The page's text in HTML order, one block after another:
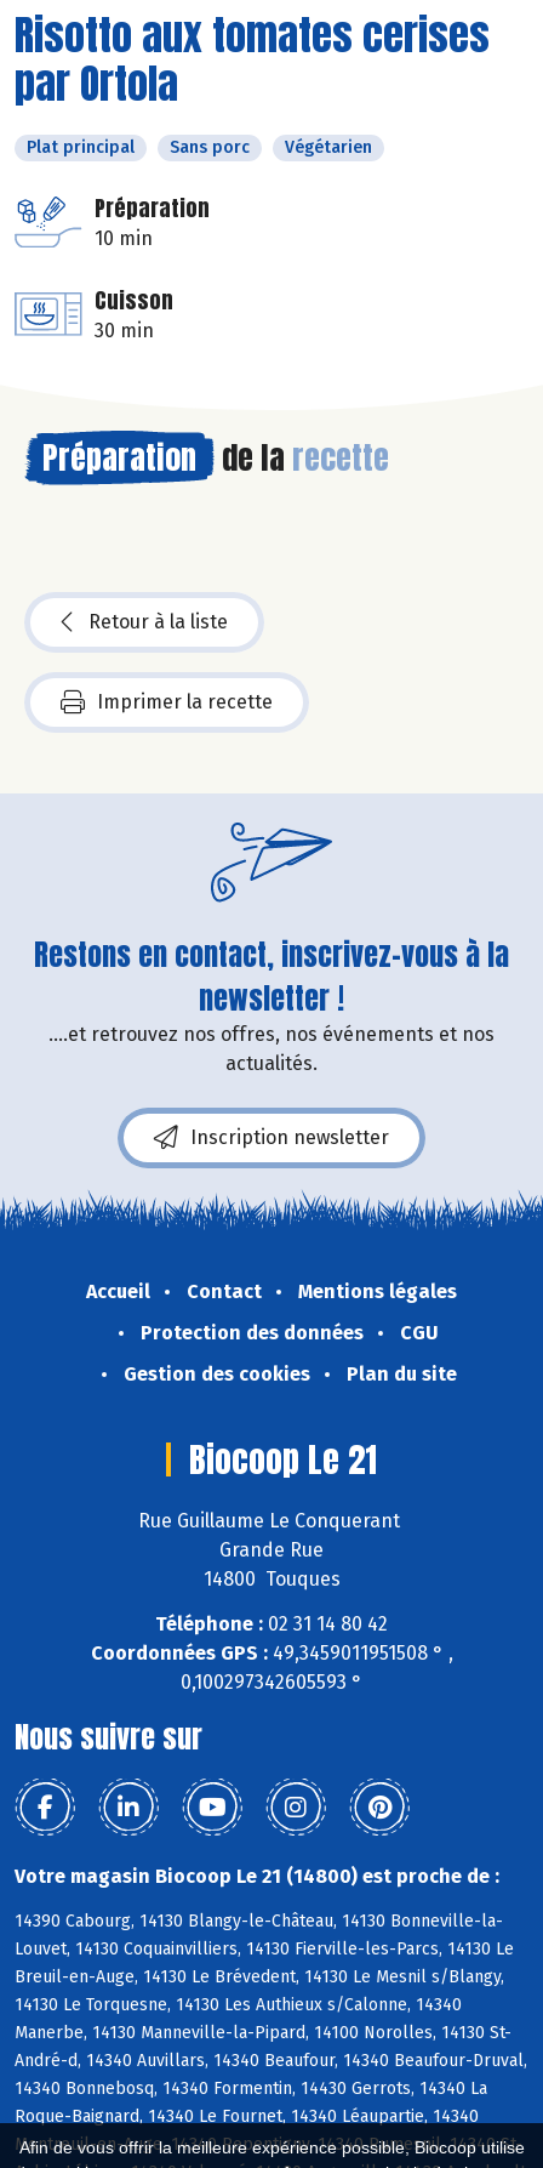
Afin de vous offrir la meilleure expérience possible, Biocoop utilise
Risotto aux tomates cerises
par Ortola
Plat principal Sans porc Végétarien
Préparation
10 min
Cuisson
30 min
Préparation de la recette
Retour à la liste
Imprimer la recette
Restons en contact, inscrivez-vous à la
newsletter !
....et retrouvez nos offres, nos événements et nos
actualités.
Inscription newsletter
Accueil Contact
Mentions légales
Protection des données
CGU
Gestion des cookies
Plan du site
Biocoop Le 21
Rue Guillaume Le Conquerant
Grande Rue
14800 Touques
Téléphone : 02 31 14 80 42
Coordonnées GPS :49,3459011951508 ° ,
0,100297342605593 °
Nous suivre sur
Votre magasin Biocoop Le 21 (14800) est proche de :
14390 Cabourg, 14130 Blangy-le-Château, 14130 Bonneville-la-
Louvet, 14130 Coquainvilliers, 14130 Fierville-les-Parcs, 14130 Le
Breuil-en-Auge, 14130 Le Brévedent, 14130 Le Mesnil s/Blangy,
14130 Le Torquesne, 14130 Les Authieux s/Calonne, 14340
Manerbe, 14130 Manneville-la-Pipard, 14100 Norolles, 14130 St-
André-d, 14340 Auvillars, 14340 Beaufour, 14340 Beaufour-Druval,
14340 Bonnebosq, 14340 Formentin, 14430 Gerrots, 14340 La
Roque-Baignard, 14340 Le Fournet, 14340 Léaupartie, 14340
Montreuil-en-Auge, 14340 Repentigny, 14340 Rumesnil, 14340 St-